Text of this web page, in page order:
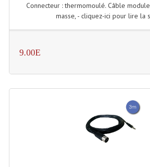
Connecteur : thermomoulé. Câble
masse, - cliquez-ici pour lire la
9.00E